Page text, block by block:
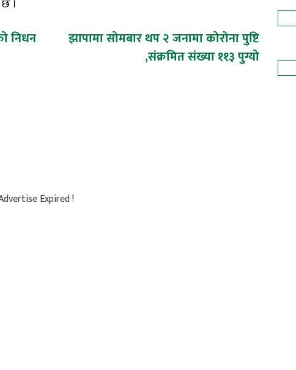
।
निधन
झापामा सोमबार थप २ जनामा कोरोना पुष्टि
,संक्रमित संख्या ११३ पुग्यो
Expired !